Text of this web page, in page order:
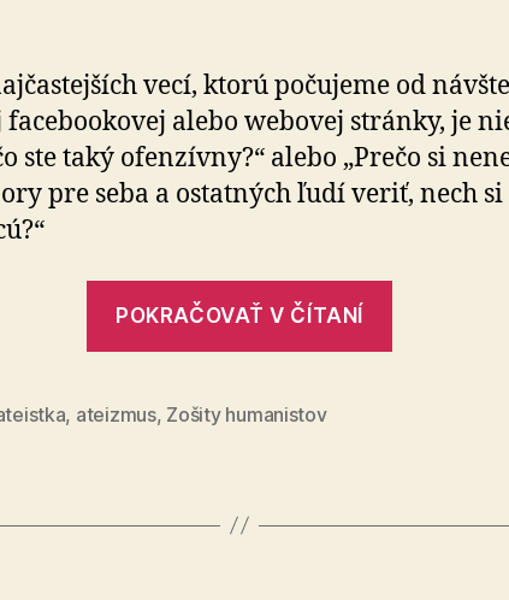
ofenzívny?
vecí, ktorú počujeme od
facebookovej alebo webovej stránky, je
ste taký ofenzívny?“ alebo „Prečo si
pre seba a ostatných ľudí veriť, nech
POKRAČOVAŤ V ČÍTANÍ
, ateizmus, Zošity humanistov